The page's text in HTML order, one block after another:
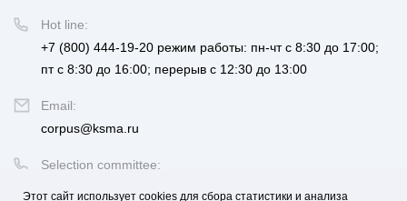
Selection committee:
Hot line:
+7 (800) 444-19-20 режим работы: пн-чт с 8:30 до 17:00;
пт с 8:30 до 16:00; перерыв с 12:30 до 13:00
Email:
corpus@ksma.ru
Этот сайт использует cookies для сбора статистики и анализа